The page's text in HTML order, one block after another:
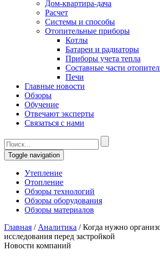
Дом-квартира-дача
Расчет
Системы и способы
Отопительные приборы
Котлы
Батареи и радиаторы
Приборы учета тепла
Составные части
Печи
Главные новости
Обзоры
Обучение
Отвечают эксперты
Связаться с нами
Toggle navigation
Утепление
Отопление
Обзоры технологий
Обзоры оборудования
Обзоры материалов
Главная / Аналитика /Когда нужно
исследования перед застройкой
Новости компаний